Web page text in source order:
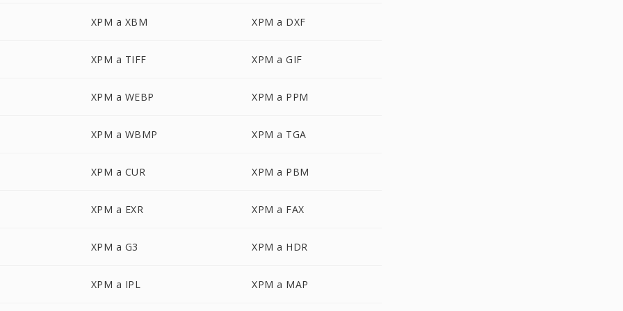
XPM a XBM XPM a DXF
XPM a TIFF XPM a GIF
XPM a WEBP XPM a PPM
XPM a WBMP XPM a TGA
XPM a CUR XPM a PBM
XPM a EXR XPM a FAX
XPM a G3 XPM a HDR
XPM a IPL XPM a MAP